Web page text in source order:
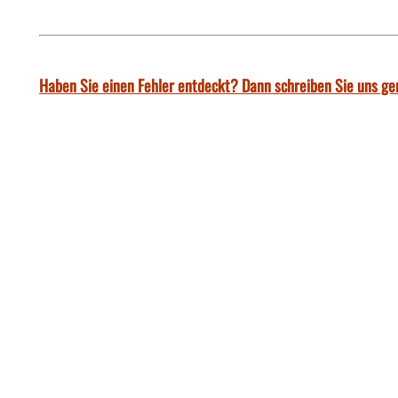
Haben Sie einen Fehler entdeckt? Dann schreiben Sie uns